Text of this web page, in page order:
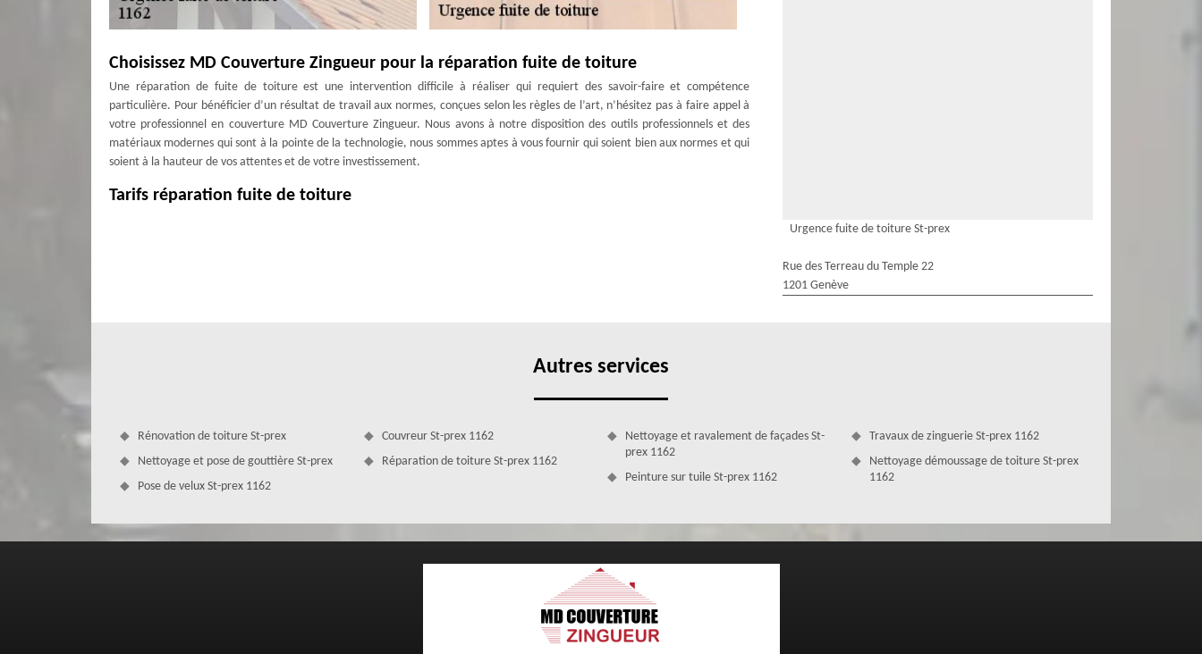
Choisissez MD Couverture Zingueur pour la réparation fuite de toiture
Une réparation de fuite de toiture est une intervention difficile à réaliser qui requiert des savoir-faire et compétence
particulière. Pour bénéficier d’un résultat de travail aux normes, conçues selon les règles de l’art, n’hésitez pas à faire appel à
votre professionnel en couverture MD Couverture Zingueur. Nous avons à notre disposition des outils professionnels et des
matériaux modernes qui sont à la pointe de la technologie, nous sommes aptes à vous fournir qui soient bien aux normes et qui
soient à la hauteur de vos attentes et de votre investissement.
Tarifs réparation fuite de toiture
La réparation urgence fuite de toiture St-prex assurée par le couvreur MD Couverture
Ne tardez pas à contacter un professionnel pour effectuer une réparation urgence fuite de toiture St-prex conformément aux
normes en vigueur. Si vous êtes à 1162, n'hésitez pas à me contacter. En tant que couvreur, je suis en mesure d'intervenir en
Urgence fuite de toiture St-prex
Rue des Terreau du Temple 22
1201 Genève
Autres services
Rénovation de toiture St-prex
Nettoyage et pose de gouttière St-prex
Pose de velux St-prex 1162
Couvreur St-prex 1162
Réparation de toiture St-prex 1162
Nettoyage et ravalement de façades St-
prex 1162
Peinture sur tuile St-prex 1162
Travaux de zinguerie St-prex 1162
Nettoyage démoussage de toiture St-prex
1162